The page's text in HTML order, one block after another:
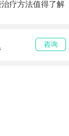
疗方法值得了解
咨询